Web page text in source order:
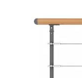
Bildgalerie